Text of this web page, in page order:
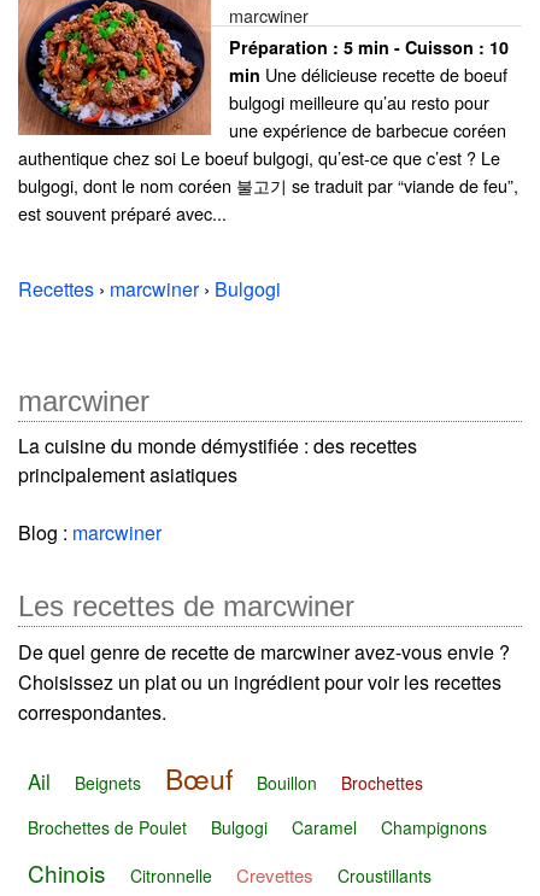
marcwiner
Préparation : 5 min - Cuisson : 10
min Une délicieuse recette de boeuf
bulgogi meilleure qu’au resto pour
une expérience de barbecue coréen
authentique chez soi Le boeuf bulgogi, qu’est-ce que c’est ? Le
bulgogi, dont le nom coréen 불고기 se traduit par “viande de feu”,
est souvent préparé avec...
Recettes › marcwiner› Bulgogi
marcwiner
La cuisine du monde démystifiée : des recettes
principalement asiatiques
Blog : marcwiner
Les recettes de marcwiner
De quel genre de recette de marcwiner avez-vous envie ?
Choisissez un plat ou un ingrédient pour voir les recettes
correspondantes.
Ail Beignets Bœuf Bouillon
Brochettes
Brochettes de Poulet
Bulgogi Caramel Champignons
Chinois Citronnelle Crevettes Croustillants